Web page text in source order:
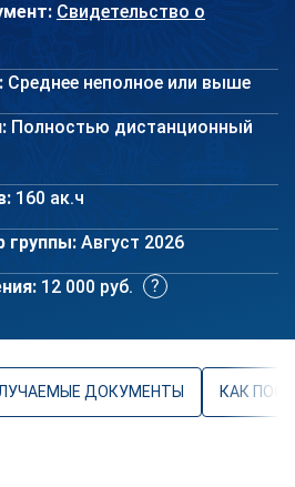
Свидетельство о
Среднее неполное или выше
Полностью дистанционный
160 ак.ч
группы: Август 2026
12 000 руб.
ДОКУМЕНТЫ КАК